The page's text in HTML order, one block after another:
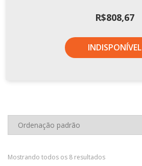
R$808,67
INDISPONÍVEL
Mostrando todos os 8 resultados